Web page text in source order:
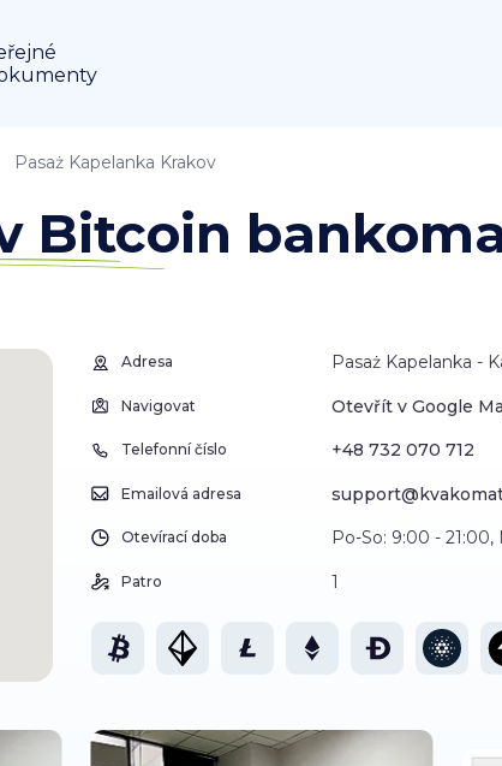
Pasaż Kapelanka Krakov
Bitcoin
Adresa Pasaż Kapelanka -
Navigovat Otevřít v Google
Telefonní číslo +48 732 070 712
Emailová adresa
Otevírací doba Po-So: 9:00 -
Patro 1